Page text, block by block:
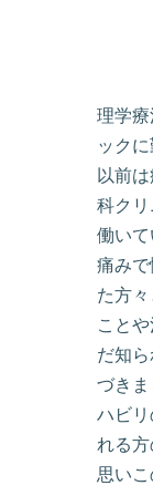
理学
ック
以前
科ク
働いて
痛み
た方
こと
だ知
づき
ハビ
れる
思い